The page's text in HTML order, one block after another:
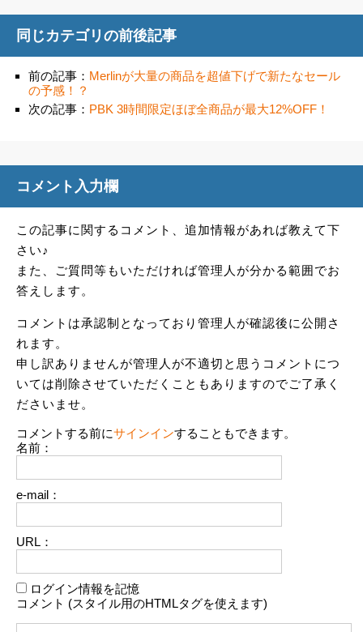
同じカテゴリの前後記事
前の記事： Merlinが大量の商品を超値下げで新たなセール
の予感！？
次の記事： PBK 3時間限定ほぼ全商品が最大12%OFF！
コメント入力欄
この記事に関するコメント、追加情報があれば教えて下
さい♪
また、ご質問等もいただければ管理人が分かる範囲でお
答えします。
コメントは承認制となっており管理人が確認後に公開さ
れます。
申し訳ありませんが管理人が不適切と思うコメントにつ
いては削除させていただくこともありますのでご了承く
ださいませ。
コメントする前にサインインすることもできます。
名前：
e-mail：
URL：
ログイン情報を記憶
コメント (スタイル用のHTMLタグを使えます)